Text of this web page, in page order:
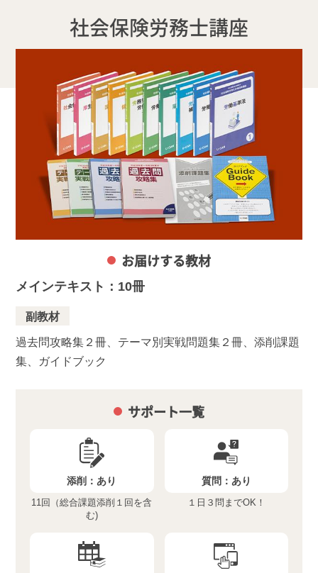
社会保険労務士講座
お届けする教材
メインテキスト：10冊
副教材
過去問攻略集２冊、テーマ別実戦問題集２冊、添削課題
集、ガイドブック
サポート一覧
添削： あり
11回（総合課題添削１回を含
む)
質問： あり
１日３問までOK！